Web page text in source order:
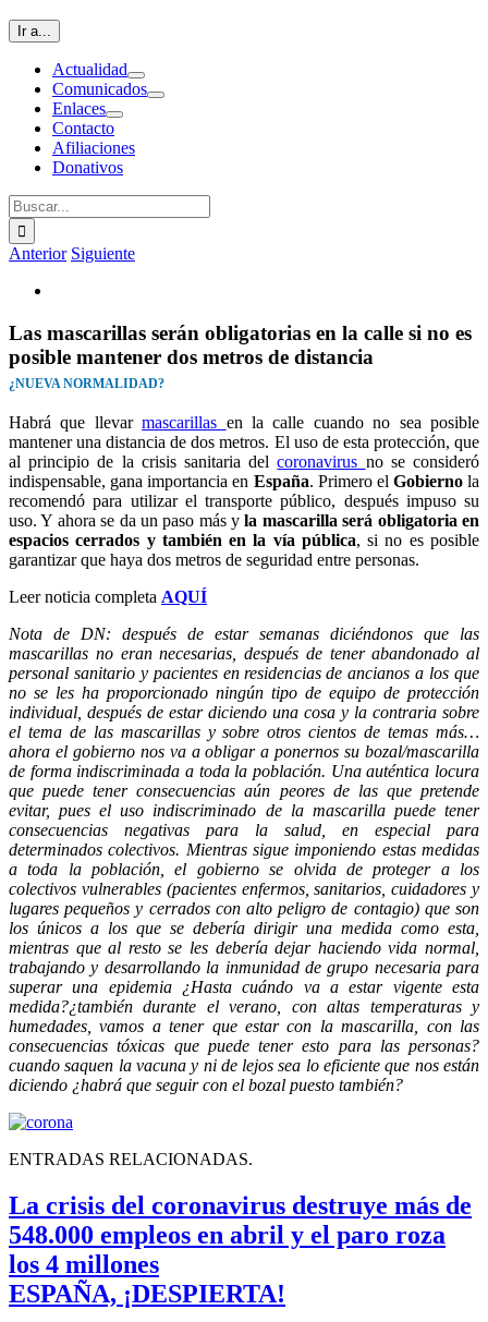
Ir a...
Actualidad
Comunicados
Enlaces
Contacto
Afiliaciones
Donativos
Buscar:
Anterior Siguiente
más
grande
Las mascarillas serán obligatorias en la calle si no es
posible mantener dos metros de distancia
¿NUEVA NORMALIDAD?
Habrá que llevarmascarillas en la calle cuando no sea posible
mantener una distancia de dos metros. El uso de esta protección, que
al principio de la crisis sanitaria delcoronavirus no se consideró
indispensable, gana importancia en España. Primero el Gobierno la
recomendó para utilizar el transporte público, después impuso su
uso. Y ahora se da un paso más yla mascarilla será obligatoria en
espacios cerrados y también en la vía pública, si no es posible
garantizar que haya dos metros de seguridad entre personas.
Leer noticia completa AQUÍ
Nota de DN: después de estar semanas diciéndonos que las
mascarillas no eran necesarias, después de tener abandonado al
personal sanitario y pacientes en residencias de ancianos a los que
no se les ha proporcionado ningún tipo de equipo de protección
individual, después de estar diciendo una cosa y la contraria sobre
el tema de las mascarillas y sobre otros cientos de temas más…
ahora el gobierno nos va a obligar a ponernos su bozal/mascarilla
de forma indiscriminada a toda la población. Una auténtica locura
que puede tener consecuencias aún peores de las que pretende
evitar, pues el uso indiscriminado de la mascarilla puede tener
consecuencias negativas para la salud, en especial para
determinados colectivos. Mientras sigue imponiendo estas medidas
a toda la población, el gobierno se olvida de proteger a los
colectivos vulnerables (pacientes enfermos, sanitarios, cuidadores y
lugares pequeños y cerrados con alto peligro de contagio) que son
los únicos a los que se debería dirigir una medida como esta,
mientras que al resto se les debería dejar haciendo vida normal,
trabajando y desarrollando la inmunidad de grupo necesaria para
superar una epidemia ¿Hasta cuándo va a estar vigente esta
medida?¿también durante el verano, con altas temperaturas y
humedades, vamos a tener que estar con la mascarilla, con las
consecuencias tóxicas que puede tener esto para las personas?
cuando saquen la vacuna y ni de lejos sea lo eficiente que nos están
diciendo ¿habrá que seguir con el bozal puesto también?
ENTRADAS RELACIONADAS.
La crisis del coronavirus destruye más de
548.000 empleos en abril y el paro roza
los 4 millones
ESPAÑA, ¡DESPIERTA!